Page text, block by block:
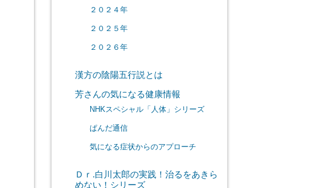
２０２４年
２０２５年
２０２６年
漢方の陰陽五行説とは
芳さんの気になる健康情報
NHKスペシャル「人体」シリーズ
ぱんだ通信
気になる症状からのアプローチ
Ｄｒ.白川太郎の実践！治るをあきら
めない！シリーズ